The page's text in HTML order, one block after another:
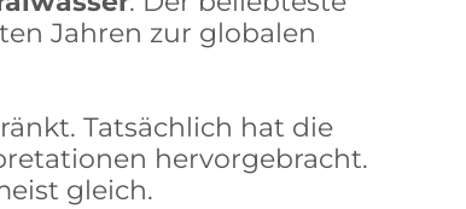
Jahren zur globalen
Tatsächlich hat die
hervorgebracht.
gleich.